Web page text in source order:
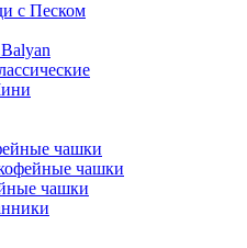
с Песком
чашки
чашки
чашки